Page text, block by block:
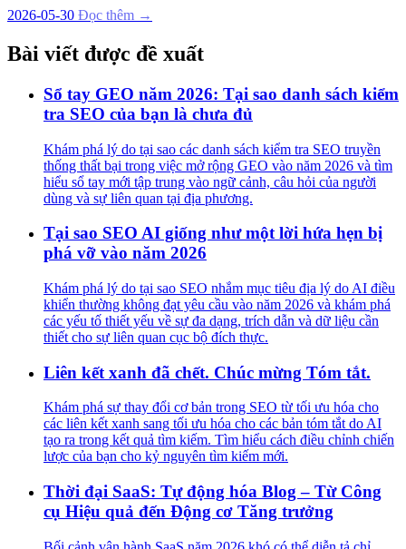
2026-05-30 Đọc thêm →
Bài viết được đề xuất
Sổ tay GEO năm 2026: Tại sao danh sách kiểm
tra SEO của bạn là chưa đủ
Khám phá lý do tại sao các danh sách kiểm tra SEO truyền
thống thất bại trong việc mở rộng GEO vào năm 2026 và tìm
hiểu sổ tay mới tập trung vào ngữ cảnh, câu hỏi của người
dùng và sự liên quan tại địa phương.
Tại sao SEO AI giống như một lời hứa hẹn bị
phá vỡ vào năm 2026
Khám phá lý do tại sao SEO nhắm mục tiêu địa lý do AI điều
khiển thường không đạt yêu cầu vào năm 2026 và khám phá
các yếu tố thiết yếu về sự đa dạng, trích dẫn và dữ liệu cần
thiết cho sự liên quan cục bộ đích thực.
Liên kết xanh đã chết. Chúc mừng Tóm tắt.
Khám phá sự thay đổi cơ bản trong SEO từ tối ưu hóa cho
các liên kết xanh sang tối ưu hóa cho các bản tóm tắt do AI
tạo ra trong kết quả tìm kiếm. Tìm hiểu cách điều chỉnh chiến
lược của bạn cho kỷ nguyên tìm kiếm mới.
Thời đại SaaS: Tự động hóa Blog – Từ Công
cụ Hiệu quả đến Động cơ Tăng trưởng